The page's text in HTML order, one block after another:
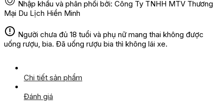
Nhập khẩu và phân phối bởi: Công Ty TNHH MTV Thương
Mại Du Lịch Hiền Minh
Người chưa đủ 18 tuổi và phụ nữ mang thai không được
uống rượu, bia. Đã uống rượu bia thì không lái xe.
Chi tiết sản phẩm
Đánh giá